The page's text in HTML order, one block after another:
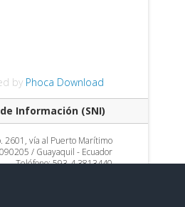
by Phoca Download
Información (SNI)
2601, vía al Puerto Marítimo
/ Guayaquil - Ecuador
Teléfono: 593-4 3813440